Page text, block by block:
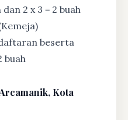
2 x 3 = 2 buah
beserta
buah
Kota